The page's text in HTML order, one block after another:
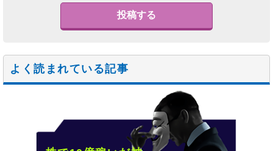
よく読まれている記事